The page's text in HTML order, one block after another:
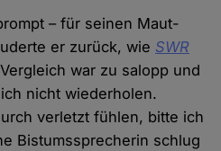
– für seinen Maut-
er zurück, wie SWR
war zu salopp und
nicht wiederholen.
verletzt fühlen, bitte ich
Bistumssprecherin schlug